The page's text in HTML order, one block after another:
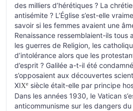
des milliers d’hérétiques ? La
antisémite ? L’Église s’est-elle
savoir si les femmes avaient une
Renaissance ressemblaient-ils tous
les guerres de Religion, les
d’intolérance alors que les
d’esprit ? Galilée a-t-il été
s’opposaient aux découvertes
XIXe siècle était-elle par principe
Dans les années 1930, le Vatican
anticommunisme sur les dangers